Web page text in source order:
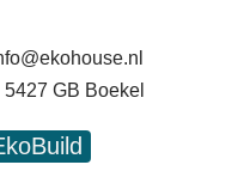
GB Boekel